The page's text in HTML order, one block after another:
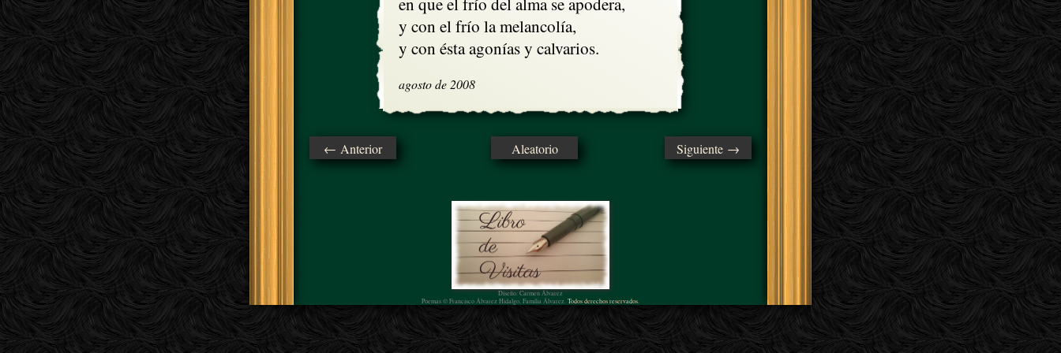
y con el frío la melancolía,
y con ésta agonías y calvarios.
agosto de 2008
← Anterior Aleatorio Siguiente →
Diseño: Carmen Álvarez
Poemas © Francisco Álvarez Hidalgo, Familia Álvarez. Todos derechos reservados.